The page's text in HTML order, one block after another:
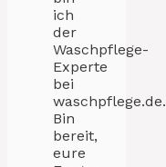
ich
der
Waschpflege-
Experte
bei
waschpflege.de.
Bin
bereit,
eure